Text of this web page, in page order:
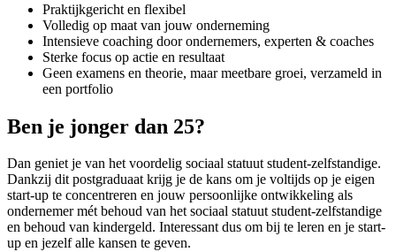
Praktijkgericht en flexibel
Volledig op maat van jouw onderneming
Intensieve coaching door ondernemers, experten & coaches
Sterke focus op actie en resultaat
Geen examens en theorie, maar meetbare groei, verzameld in
een portfolio
Ben je jonger dan 25?
Dan geniet je van het voordelig sociaal statuut student-zelfstandige.
Dankzij dit postgraduaat krijg je de kans om je voltijds op je eigen
start-up te concentreren en jouw persoonlijke ontwikkeling als
ondernemer mét behoud van het sociaal statuut student-zelfstandige
en behoud van kindergeld. Interessant dus om bij te leren en je start-
up en jezelf alle kansen te geven.